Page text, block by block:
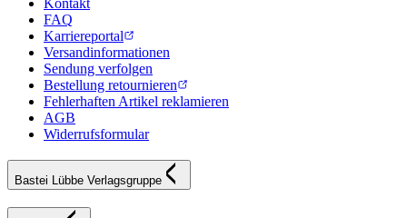
Kontakt
FAQ
Karriereportal
Versandinformationen
Sendung verfolgen
Bestellung retournieren
Fehlerhaften Artikel reklamieren
AGB
Widerrufsformular
Bastei Lübbe Verlagsgruppe